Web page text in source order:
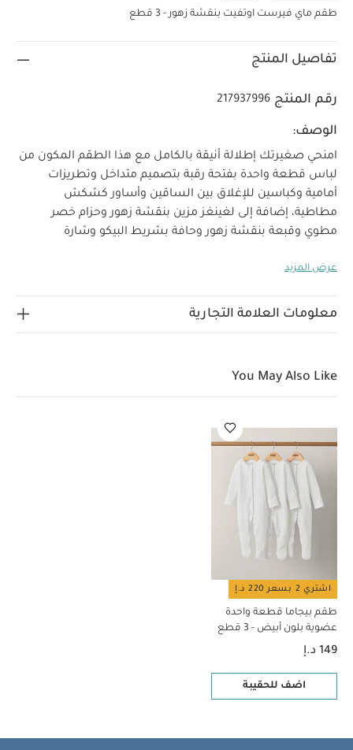
طقم ماي فيرست اوتفيت بنقشة زهور - 3 قطع
تفاصيل المنتج
رقم المنتج 217937996
الوصف:
امنحي صغيرتك إطلالة أنيقة بالكامل مع هذا الطقم المكون من
لباس قطعة واحدة بفتحة رقبة بتصميم متداخل وتطريزات
أمامية وكباسين للإغلاق بين الساقين وأساور كشكش
مطاطية، إضافة إلى لغينغز مزين بنقشة زهور وحزام خصر
مطوي وقبعة بنقشة زهور وحافة بشريط البيكو وشارة
قطع
تصميم مطرز
قطنتعليمات العناية/الإرشادات:
غسل على درجة حرارة
40 درجة مئوية
ممنوع استخدام المبيضات
تجفيف على
التنظيف الجاف
تغسل الألوان الداكنة على حدة
الجانب الداخلي
عرض المزيد
معلومات العلامة التجارية
You May Also Like
اشتري 2 بسعر 220 د.إ
طقم بيجاما قطعة واحدة
عضوية بلون أبيض - 3 قطع
149 د.إ
اضف للحقيبة